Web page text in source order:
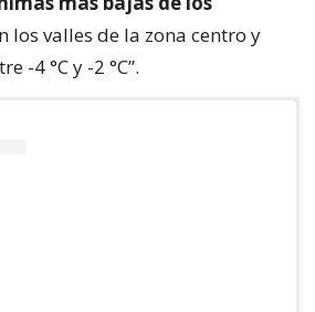
los valles de la zona centro y
-4 °C y -2 °C”.